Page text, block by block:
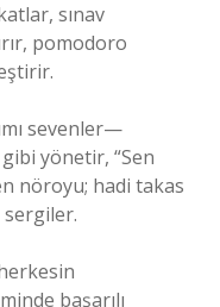
sınav
pomodoro
sevenler—
yönetir, “Sen
nöroyu; hadi takas
sergiler.
başarılı